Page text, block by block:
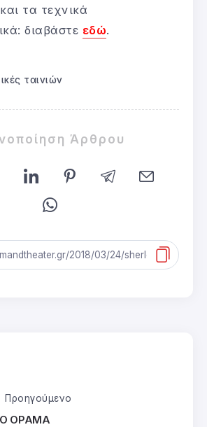
τα τεχνικά
διαβάστε εδώ.
ταινιών
Άρθρου
Προηγούμενο
ΟΡΑΜΑ